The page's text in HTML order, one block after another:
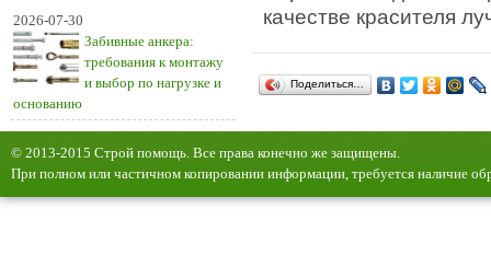
2026-07-30
Забивные анкера:
требования к монтажу
и выбор по нагрузке и
основанию
качестве красителя
Поделиться…
© 2013-2015 Строй помощь. Все права конечно же защищены.
При полном или частичном копировании информации, требуется наличие